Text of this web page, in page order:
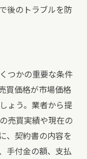
後のトラブルを防
つかの重要な条件
買価格が市場価格
ょう。業者から提
売買実績や現在の
、契約書の内容を
手付金の額、支払